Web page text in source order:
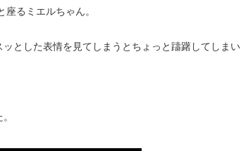
るミエルちゃん。
とした表情を見てしまうとちょっと躊躇してしまい